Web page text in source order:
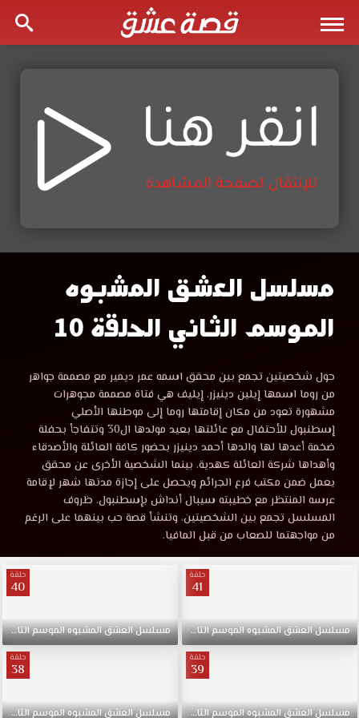
مشاهدة
مسلسل
العشق
المشبوه
الموسم
الثاني
الحلقة
قصة
مسلسل العشق المشبوه
الموسم الثاني الحلقة 10
مشاهدة
مسلسل
العشق
المشبوه
الموسم
الثاني
الحلقة
10
موقع
قصة
تجمع
بين
ديمير
حول شخصيتين تجمع بين محقق اسمه عمر ديمير مع مصممة جواهر
من روما اسمها إيلين دينيزر. إيليف هي فتاة مصممة مجوهرات
مشهورة تعود من مكان إقامتها روما إلى موطنها الأصلي
إسطنبول للأحتفال مع عائلتها بعيد مولدها ال30 وتتفاجأ بحفلة
ضخمة أعدها لها والدها أحمد دينيزر بحضور كافة العائلة والأصدقاء
وأهداها شركة العائلة كهدية. بينما الشخصية الأخرى عن محقق
يعمل ضمن مكتب فرع الجرائم ويحصل على إجازة مدتها شهر لإقامة
عرسه المنتظر مع خطيبته سيبال أنداش بإسطنبول. ظروف
المسلسل تجمع بين الشخصيتين، وتنشأ قصة حب بينهما على الرغم
من مواجهتما للصعاب من قبل المافيا.
حلقة
41
مسلسلالعشقالمشبوهالموسمالثاني الحلقة41
حلقة
40
مسلسلالعشقالمشبوهالموسمالثاني
حلقة
39
مسلسلالعشقالمشبوهالموسمالثاني الحلقة39
حلقة
38
مسلسلالعشقالمشبوهالموسمالثاني